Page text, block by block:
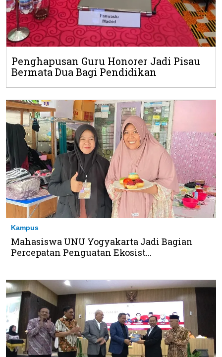
Penghapusan Guru Honorer Jadi Pisau
Bermata Dua Bagi Pendidikan
Kampus
Mahasiswa UNU Yogyakarta Jadi Bagian
Percepatan Penguatan Ekosist...